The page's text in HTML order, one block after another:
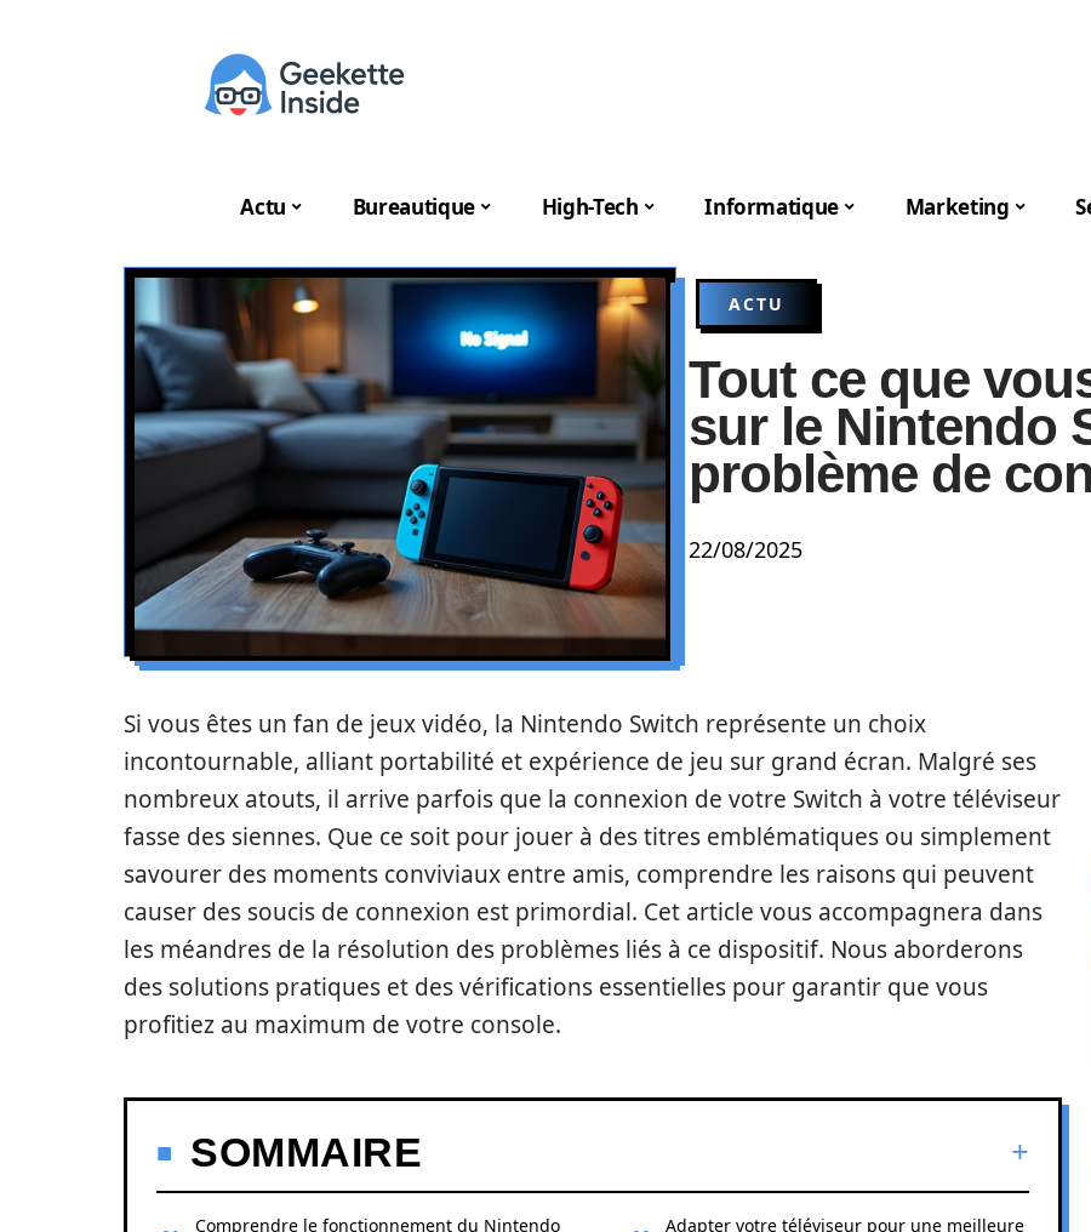
Actu Bureautique High-Tech Informatique Marketing
ACTU
Tout ce que
sur le Nintendo
problème de
22/08/2025
Si vous êtes un fan de jeux vidéo, la Nintendo Switch représente un choix
incontournable, alliant portabilité et expérience de jeu sur grand écran. Malgré ses
nombreux atouts, il arrive parfois que la connexion de votre Switch à votre téléviseur
fasse des siennes. Que ce soit pour jouer à des titres emblématiques ou simplement
savourer des moments conviviaux entre amis, comprendre les raisons qui peuvent
causer des soucis de connexion est primordial. Cet article vous accompagnera dans
les méandres de la résolution des problèmes liés à ce dispositif. Nous aborderons
des solutions pratiques et des vérifications essentielles pour garantir que vous
profitiez au maximum de votre console.
SOMMAIRE
Comprendre le fonctionnement du Nintendo
Adapter votre téléviseur pour une meilleure